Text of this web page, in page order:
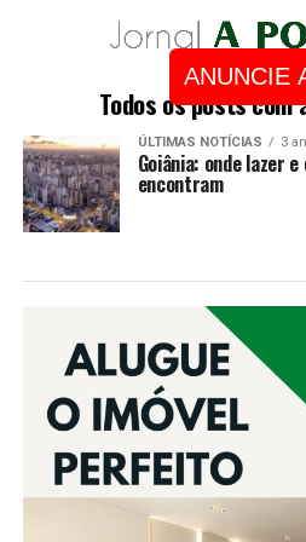
ANUNCIE
Todos os posts com
ÚLTIMAS NOTÍCIAS 3
Goiânia: onde lazer
encontram